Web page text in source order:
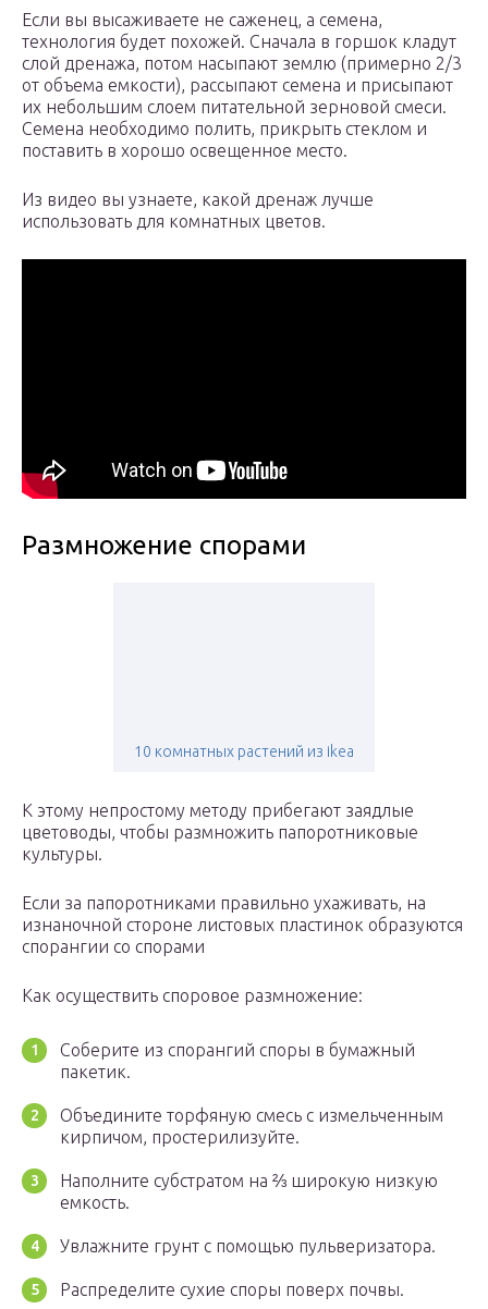
Если вы высаживаете не саженец, а семена,
технология будет похожей. Сначала в горшок кладут
слой дренажа, потом насыпают землю (примерно 2/3
от объема емкости), рассыпают семена и присыпают
их небольшим слоем питательной зерновой смеси.
Семена необходимо полить, прикрыть стеклом и
поставить в хорошо освещенное место.
Из видео вы узнаете, какой дренаж лучше
использовать для комнатных цветов.
Размножение спорами
10 комнатных растений из ikea
К этому непростому методу прибегают заядлые
цветоводы, чтобы размножить папоротниковые
культуры.
Если за папоротниками правильно ухаживать, на
изнаночной стороне листовых пластинок образуются
спорангии со спорами
Как осуществить споровое размножение:
Соберите из спорангий споры в бумажный
пакетик.
Объедините торфяную смесь с измельченным
кирпичом, простерилизуйте.
Наполните субстратом на ⅔ широкую низкую
емкость.
Увлажните грунт с помощью пульверизатора.
Распределите сухие споры поверх почвы.